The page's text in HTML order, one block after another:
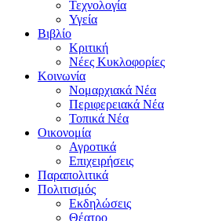
Τεχνολογία
Υγεία
Βιβλίο
Κριτική
Νέες Κυκλοφορίες
Κοινωνία
Νομαρχιακά Νέα
Περιφερειακά Νέα
Τοπικά Νέα
Οικονομία
Αγροτικά
Επιχειρήσεις
Παραπολιτικά
Πολιτισμός
Εκδηλώσεις
Θέατρο